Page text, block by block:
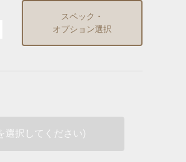
スペック・
オプション選択
択してください)